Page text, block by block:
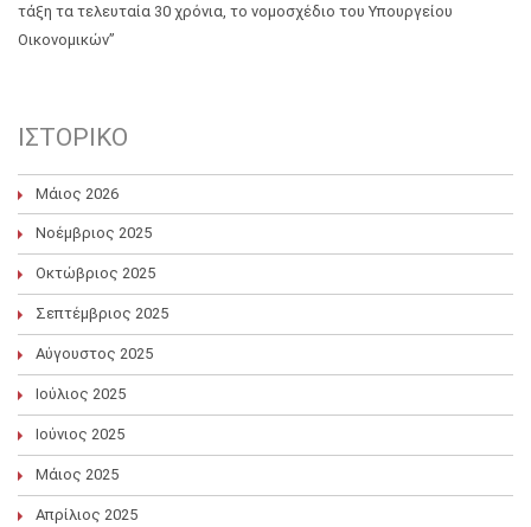
τάξη τα τελευταία 30 χρόνια, το νομοσχέδιο του Υπουργείου
Οικονομικών”
ΙΣΤΟΡΙΚΌ
Μάιος 2026
Νοέμβριος 2025
Οκτώβριος 2025
Σεπτέμβριος 2025
Αύγουστος 2025
Ιούλιος 2025
Ιούνιος 2025
Μάιος 2025
Απρίλιος 2025